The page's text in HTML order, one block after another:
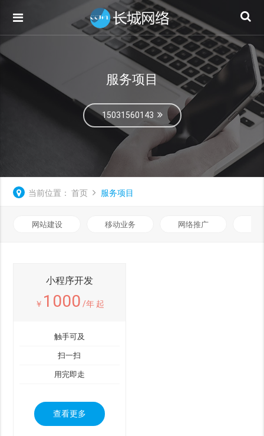
服务项目
15031560143
当前位置： 首页 服务项目
网站建设 移动业务 网络推广
小程序开发
￥ 1000 /年 起
触手可及
扫一扫
用完即走
查看更多